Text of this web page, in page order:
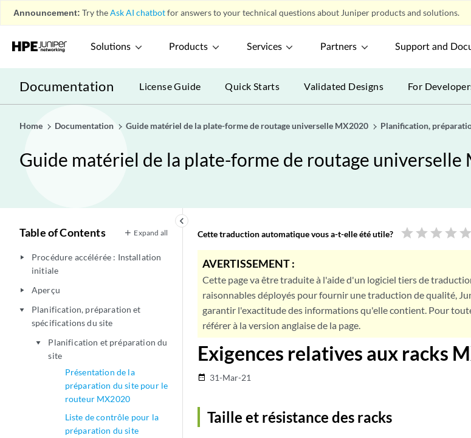
Announcement: Try theAsk AI chatbotfor answers to your technical questions about Juniper products and solutions.
Solutions Products Services Partners Support and
Documentation License Guide Quick Starts Validated Designs For
Home Documentation Guide matériel de la plate-forme de routage universelle MX2020 Planification,
Guide matériel de la plate-forme de routage universelle
keyboard_arrow_left
Table of Contents Expand all
play_arrow
Procédure accélérée : Installation
initiale
play_arrow Aperçu
play_arrow
Planification, préparation et
spécifications du site
play_arrow
Planification et préparation du
site
Présentation de la
préparation du site pour le
routeur MX2020
Liste de contrôle pour la
préparation du site
Cette traduction automatique vous a-t-elle été utile? star star star star star
AVERTISSEMENT :
Cette page va être traduite à l'aide d'un logiciel tiers de
raisonnables déployés pour fournir une traduction de qualité,
garantir l'exactitude des informations qu'elle contient. Pour
référer à la version anglaise de la page.
Exigences relatives aux racks
date_range 31-Mar-21
Taille et résistance des racks